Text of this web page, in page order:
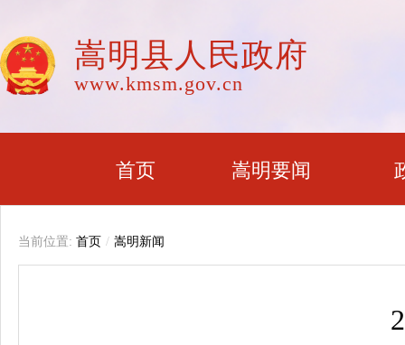
嵩明县人民政府
www.kmsm.gov.cn
首页 嵩明要闻
当前位置: 首页 / 嵩明新闻